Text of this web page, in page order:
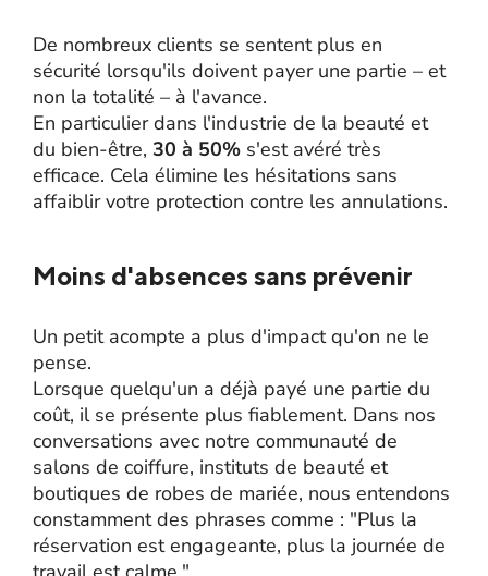
De nombreux clients se sentent plus en
sécurité lorsqu'ils doivent payer une partie – et
non la totalité – à l'avance.
En particulier dans l'industrie de la beauté et
du bien-être, 30 à 50% s'est avéré très
efficace. Cela élimine les hésitations sans
affaiblir votre protection contre les annulations.
Moins d'absences sans prévenir
Un petit acompte a plus d'impact qu'on ne le
pense.
Lorsque quelqu'un a déjà payé une partie du
coût, il se présente plus fiablement. Dans nos
conversations avec notre communauté de
salons de coiffure, instituts de beauté et
boutiques de robes de mariée, nous entendons
constamment des phrases comme : "Plus la
réservation est engageante, plus la journée de